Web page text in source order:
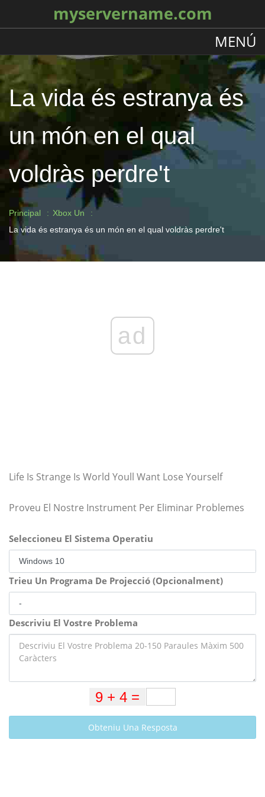
myservername.com
MENÚ
La vida és estranya és
un món en el qual
voldràs perdre't
Principal
Xbox Un
La vida és estranya és un món en el qual voldràs perdre't
ad
Life Is Strange Is World Youll Want Lose Yourself
Proveu El Nostre Instrument Per Eliminar Problemes
Seleccioneu El Sistema Operatiu
Trieu Un Programa De Projecció (Opcionalment)
Descriviu El Vostre Problema
Obteniu Una Resposta